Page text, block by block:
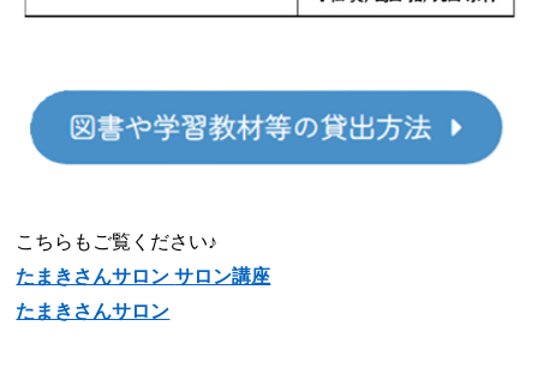
こちらもご覧ください♪
たまきさんサロンサロン講座
たまきさんサロン